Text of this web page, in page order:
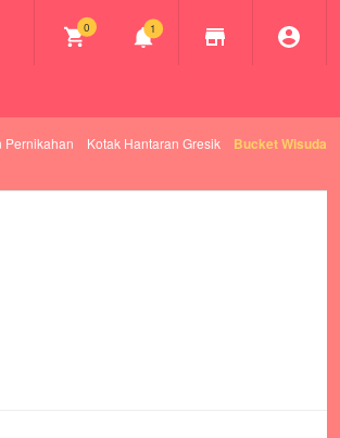
0 1
Pernikahan Kotak Hantaran Gresik Bucket Wisuda